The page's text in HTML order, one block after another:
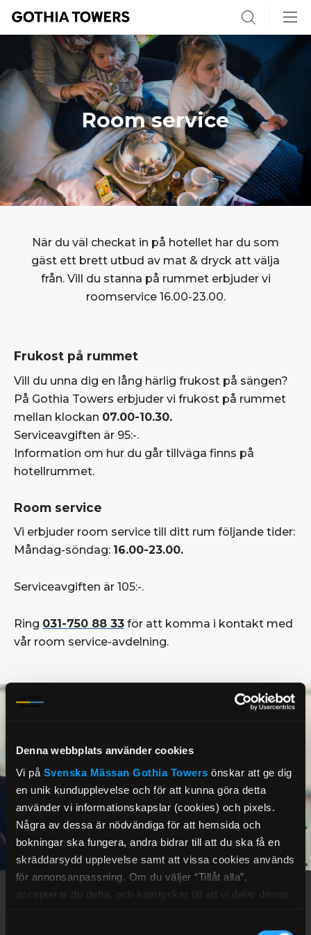
Denna webbplats använder cookies
Vi på Svenska Mässan Gothia Towersönskar att ge dig
en unik kundupplevelse och för att kunna göra detta
använder vi informationskapslar (cookies) och pixels.
Några av dessa är nödvändiga för att hemsida och
bokningar ska fungera, andra bidrar till att du ska få en
skräddarsydd upplevelse samt att vissa cookies används
för annonsanpassning. Om du väljer “Tillåt alla”,
accepterar du detta, och samtycker till att vi delar denna
marknadsföringspartners. Detta kan innebära att dina
Search
Room service
När du väl checkat in på hotellet har du som
gäst ett brett utbud av mat & dryck att välja
från. Vill du stanna på rummet erbjuder vi
roomservice 16.00-23.00.
Frukost på rummet
Vill du unna dig en lång härlig frukost på sängen?
På Gothia Towers erbjuder vi frukost på rummet
mellan klockan 07.00-10.30.
Serviceavgiften är 95:-.
Information om hur du går tillväga finns på
hotellrummet.
Room service
Vi erbjuder room service till ditt rum följande tider:
Måndag-söndag: 16.00-23.00.
Serviceavgiften är 105:-.
Ring 031-750 88 33 för att komma i kontakt med
vår room service-avdelning.